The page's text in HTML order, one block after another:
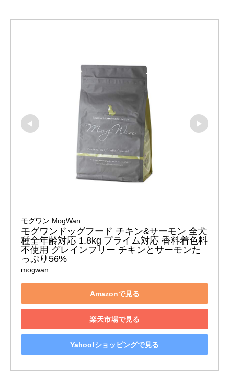
モグワン MogWan
モグワンドッグフード チキン&サーモン 全犬
種全年齢対応 1.8kg プライム対応 香料着色料
不使用 グレインフリー チキンとサーモンた
っぷり56%
mogwan
Amazonで見る
楽天市場で見る
Yahoo!ショッピングで見る